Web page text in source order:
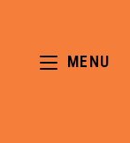
MENU